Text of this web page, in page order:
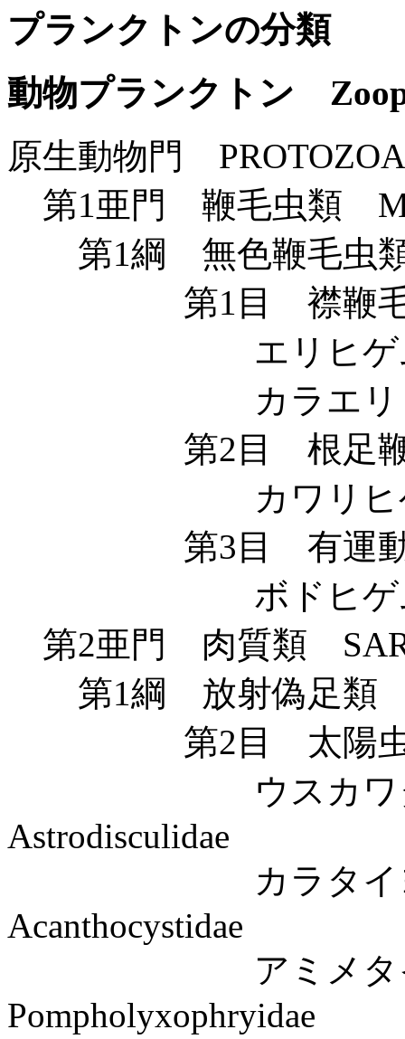
プランクトンの分類
動物プランクトン
原生動物門 PROTOZOA
第1亜門 鞭毛虫類
第1綱 無色鞭毛虫類
第1目 襟鞭毛虫
エリヒゲムシ
カラエリヒゲム
第2目 根足鞭毛
カワリヒゲムシ
第3目 有運動核
ボドヒゲムシ
第2亜門 肉質類
第1綱 放射偽足類
第2目 太陽虫類
ウスカワタイ
Astrodisculidae
カラタイヨ
Acanthocystidae
アミメタイヨ
Pompholyxophryidae